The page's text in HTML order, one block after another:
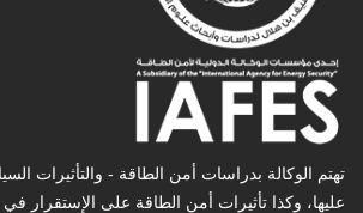
تهتم الوكالة بدراسات أمن الطاقة - والتأثیرات
عليها، وكذا تأثیرات أمن الطاقة على الإستقرار في